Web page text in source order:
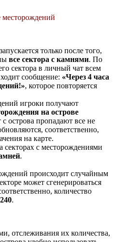
только после того,
все сектора с камнями. По
сектора в личный чат всем
сообщение: «Через 4 часа
, которое повторяется
игроки получают
на острове
острова пропадают все не
соответственно,
на карте.
секторах с месторождениями
.
происходит случайным
может сгенерироваться
количество
.
отслеживания их количества,